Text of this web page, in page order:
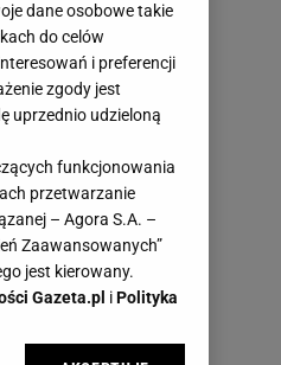
dane osobowe takie
do celów
i preferencji
zgody jest
uprzednio udzieloną
funkcjonowania
przetwarzanie
– Agora S.A. –
Zaawansowanych”
jest kierowany.
Gazeta.pl iPolityka